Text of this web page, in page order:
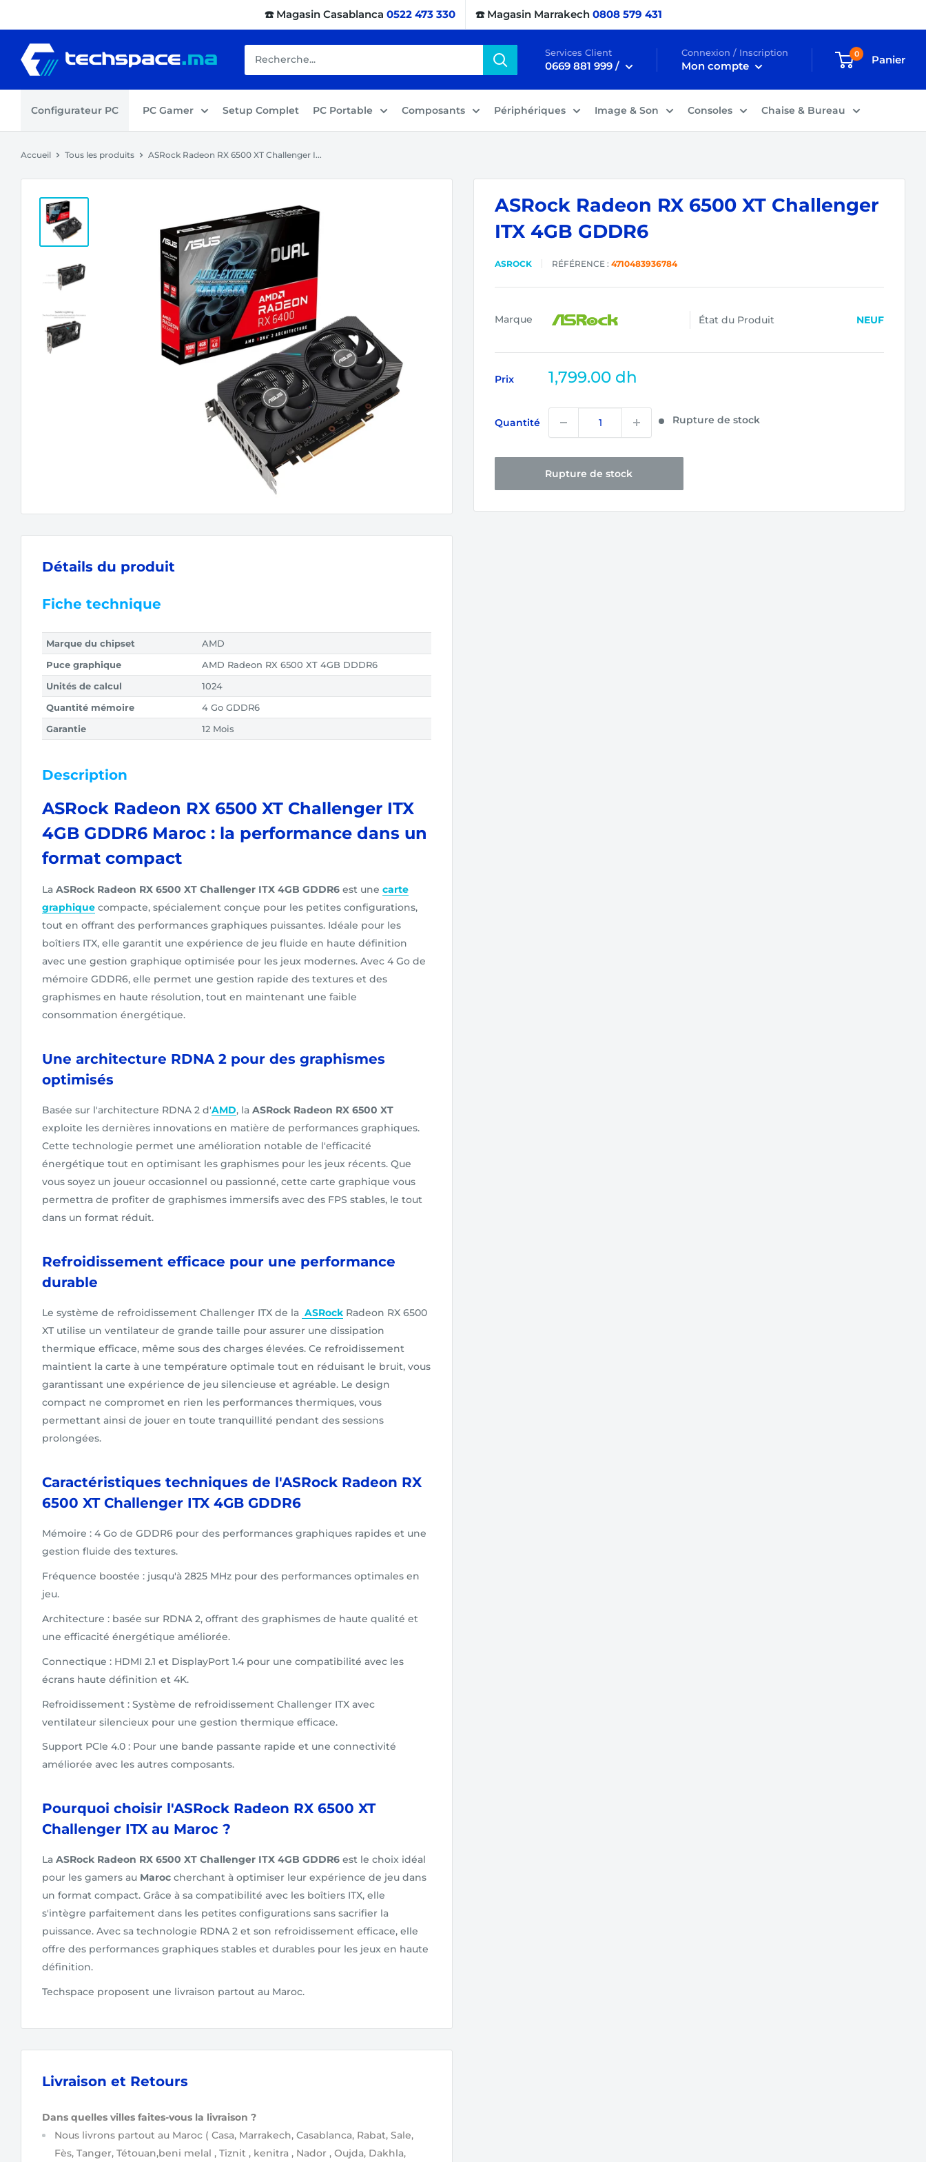
au
contenu
☎️ Magasin Casablanca 0522 473 330 ☎️ Magasin Marrakech 0808 579 431
Techspace.ma Services Client
0669 881 999 /
Connexion / Inscription
Mon compte
0 Panier
Configurateur PC PC Gamer Setup Complet PC Portable Composants Périphériques Image & Son Consoles Chaise & Bureau
Accueil Tous les produits ASRock Radeon RX 6500 XT Challenger I...
ASRock Radeon RX 6500 XT Challenger
ITX 4GB GDDR6
ASROCK RÉFÉRENCE : 4710483936784
Marque État du Produit NEUF
Prix
Prix
1,799.00 dh
Quantité Rupture de stock
Rupture de stock
Détails du produit
Fiche technique
Marque du chipset
AMD
Puce graphique
AMD Radeon RX 6500 XT 4GB DDDR6
Unités de calcul
1024
Quantité mémoire
4 Go GDDR6
Garantie
12 Mois
Description
ASRock Radeon RX 6500 XT Challenger ITX
4GB GDDR6 Maroc : la performance dans un
format compact
La ASRock Radeon RX 6500 XT Challenger ITX 4GB GDDR6 est une carte
graphique compacte, spécialement conçue pour les petites configurations,
tout en offrant des performances graphiques puissantes. Idéale pour les
boîtiers ITX, elle garantit une expérience de jeu fluide en haute définition
avec une gestion graphique optimisée pour les jeux modernes. Avec 4 Go de
mémoire GDDR6, elle permet une gestion rapide des textures et des
graphismes en haute résolution, tout en maintenant une faible
consommation énergétique.
Une architecture RDNA 2 pour des graphismes
optimisés
Basée sur l'architecture RDNA 2 d'AMD, la ASRock Radeon RX 6500 XT
exploite les dernières innovations en matière de performances graphiques.
Cette technologie permet une amélioration notable de l'efficacité
énergétique tout en optimisant les graphismes pour les jeux récents. Que
vous soyez un joueur occasionnel ou passionné, cette carte graphique vous
permettra de profiter de graphismes immersifs avec des FPS stables, le tout
dans un format réduit.
Refroidissement efficace pour une performance
durable
Le système de refroidissement Challenger ITX de la ASRock Radeon RX 6500
XT utilise un ventilateur de grande taille pour assurer une dissipation
thermique efficace, même sous des charges élevées. Ce refroidissement
maintient la carte à une température optimale tout en réduisant le bruit, vous
garantissant une expérience de jeu silencieuse et agréable. Le design
compact ne compromet en rien les performances thermiques, vous
permettant ainsi de jouer en toute tranquillité pendant des sessions
prolongées.
Caractéristiques techniques de l'ASRock Radeon RX
6500 XT Challenger ITX 4GB GDDR6
Mémoire : 4 Go de GDDR6 pour des performances graphiques rapides et une
gestion fluide des textures.
Fréquence boostée : jusqu'à 2825 MHz pour des performances optimales en
jeu.
Architecture : basée sur RDNA 2, offrant des graphismes de haute qualité et
une efficacité énergétique améliorée.
Connectique : HDMI 2.1 et DisplayPort 1.4 pour une compatibilité avec les
écrans haute définition et 4K.
Refroidissement : Système de refroidissement Challenger ITX avec
ventilateur silencieux pour une gestion thermique efficace.
Support PCIe 4.0 : Pour une bande passante rapide et une connectivité
améliorée avec les autres composants.
Pourquoi choisir l'ASRock Radeon RX 6500 XT
Challenger ITX au Maroc ?
La ASRock Radeon RX 6500 XT Challenger ITX 4GB GDDR6 est le choix idéal
pour les gamers au Maroc cherchant à optimiser leur expérience de jeu dans
un format compact. Grâce à sa compatibilité avec les boîtiers ITX, elle
s'intègre parfaitement dans les petites configurations sans sacrifier la
puissance. Avec sa technologie RDNA 2 et son refroidissement efficace, elle
offre des performances graphiques stables et durables pour les jeux en haute
définition.
Techspace proposent une livraison partout au Maroc.
Livraison et Retours
Dans quelles villes faites-vous la livraison ?
Nous livrons partout au Maroc ( Casa, Marrakech, Casablanca, Rabat, Sale,
Fès, Tanger, Tétouan,beni melal , Tiznit , kenitra , Nador , Oujda, Dakhla,